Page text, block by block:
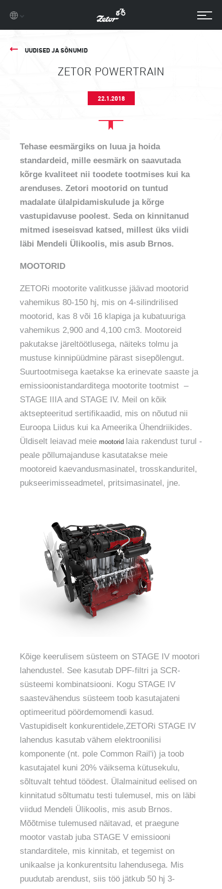
UUDISED JA SÕNUMID
ZETOR POWERTRAIN
22.1.2018
Tehase eesmärgiks on luua ja hoida
standardeid, mille eesmärk on saavutada
kõrge kvaliteet nii toodete tootmises kui ka
arenduses. Zetori mootorid on tuntud
madalate ülalpidamiskulude ja kõrge
vastupidavuse poolest. Seda on kinnitanud
mitmed iseseisvad katsed, millest üks viidi
läbi Mendeli Ülikoolis, mis asub Brnos.
MOOTORID
ZETORi mootorite valitkusse jäävad mootorid
vahemikus 80-150 hj, mis on 4-silindrilised
mootorid, kas 8 või 16 klapiga ja kubatuuriga
vahemikus 2,900 and 4,100 cm3. Mootoreid
pakutakse järeltöötlusega, näiteks tolmu ja
mustuse kinnipüüdmine pärast sisepõlengut.
Suurtootmisega kaetakse ka erinevate saaste ja
emissioonistandarditega mootorite tootmist –
STAGE IIIA and STAGE IV. Meil on kõik
aktsepteeritud sertifikaadid, mis on nõutud nii
Euroopa Liidus kui ka Ameerika Ühendriikides.
Üldiselt leiavad meie mootorid laia rakendust turul -
peale põllumajanduse kasutatakse meie
mootoreid kaevandusmasinatel, trosskanduritel,
pukseerimisseadmetel, pritsimasinatel, jne.
Kõige keerulisem süsteem on STAGE IV mootori
lahendustel. See kasutab DPF-filtri ja SCR-
süsteemi kombinatsiooni. Kogu STAGE IV
saastevähendus süsteem toob kasutajateni
optimeeritud pöördemomendi kasud.
Vastupidiselt konkurentidele,ZETORi STAGE IV
lahendus kasutab vähem elektroonilisi
komponente (nt. pole Common Rail'i) ja toob
kasutajatel kuni 20% väiksema kütusekulu,
sõltuvalt tehtud töödest. Ülalmainitud eelised on
kinnitatud sõltumatu testi tulemusel, mis on läbi
viidud Mendeli Ülikoolis, mis asub Brnos.
Mõõtmise tulemused näitavad, et praegune
mootor vastab juba STAGE V emissiooni
standarditele, mis kinnitab, et tegemist on
unikaalse ja konkurentsitu lahendusega. Mis
puudutab arendust, siis töö jätkub 50 hj 3-